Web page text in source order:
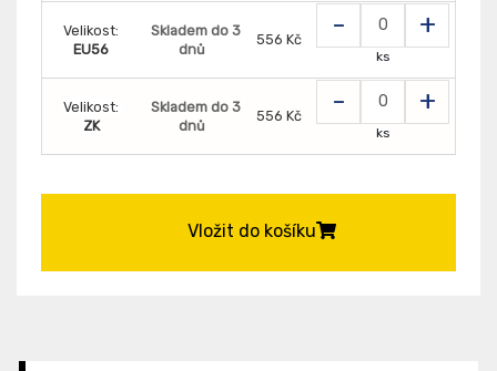
Velikost:
EU56
Skladem do 3
dnů
556 Kč - +
ks
Velikost:
ZK
Skladem do 3
dnů
556 Kč - +
ks
Vložit do košíku